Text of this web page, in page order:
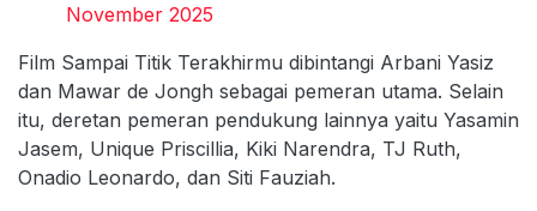
November 2025
Film Sampai Titik Terakhirmu dibintangi Arbani Yasiz
dan Mawar de Jongh sebagai pemeran utama. Selain
itu, deretan pemeran pendukung lainnya yaitu Yasamin
Jasem, Unique Priscillia, Kiki Narendra, TJ Ruth,
Onadio Leonardo, dan Siti Fauziah.